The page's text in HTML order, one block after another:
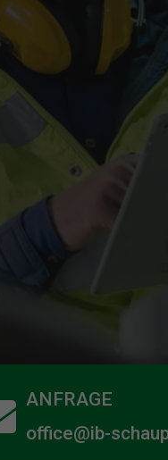
ANFRAGE
office@ib-